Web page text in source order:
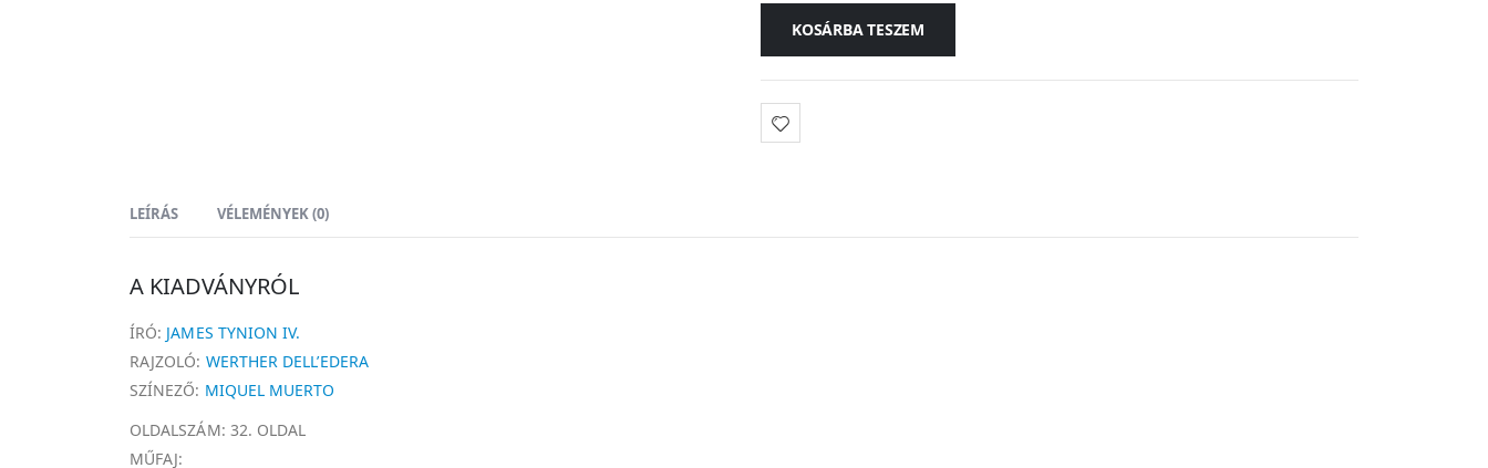
KOSÁRBA TESZEM
LEÍRÁS VÉLEMÉNYEK (0)
A KIADVÁNYRÓL
ÍRÓ: JAMES TYNION IV.
RAJZOLÓ: WERTHER DELL’EDERA
SZÍNEZŐ: MIQUEL MUERTO
OLDALSZÁM: 32. OLDAL
MŰFAJ: